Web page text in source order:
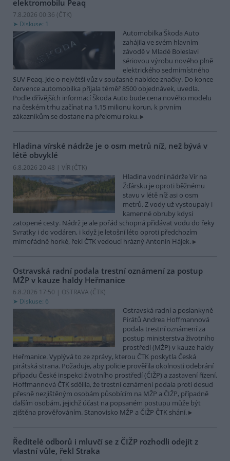
elektromobilu Peaq
7.8.2026 00:36 (ČTK)
Diskuse: 1
Automobilka Škoda Auto
zahájila ve svém hlavním
závodě v Mladé Boleslavi
sériovou výrobu nového plně
elektrického sedmimístného
SUV Peaq. Jde o největší vůz v současné nabídce značky. Do konce
července automobilka přijala téměř 8500 objednávek, uvedla.
Podle dřívějších informací Škoda Auto bude cena nového modelu
na českém trhu začínat na 1,15 milionu korun, k prvním
zákazníkům se dostane na přelomu roku.
Hladina vírské nádrže je o osm metrů níž, než bývá v
létě obvyklé
6.8.2026 20:48 | VÍR (ČTK)
Hladina vodní nádrže Vír na
Žďársku je oproti běžnému
stavu v létě níž asi o osm
metrů. Z vody už vystoupaly i
kamenné obruby kdysi
zatopené cesty. Nádrž je ale pořád schopná přidávat vodu do řeky
Svratky i do vodáren, i když je letošní léto oproti předchozím
mimořádně horké, řekl ČTK vedoucí hrázný Antonín Hájek.
Ostravská radní podala trestní oznámení za postup
MŽP v kauze haldy Heřmanice
6.8.2026 17:50 | OSTRAVA (ČTK)
Diskuse: 6
Ostravská radní a poslankyně
Pirátů Andrea Hoffmannová
podala trestní oznámení za
postup ministerstva životního
prostředí (MŽP) v kauze haldy
Heřmanice. Vyplývá to ze zprávy, kterou ČTK poskytla Česká
pirátská strana. Požaduje, aby policie prověřila okolnosti odebrání
případu České inspekci životního prostředí (ČIŽP) a zastavení řízení.
Hoffmannová ČTK sdělila, že trestní oznámení podala proti dosud
přesně nezjištěným osobám působícím na MŽP a ČIŽP, případně
dalším osobám, jejichž účast na popsaném postupu může být
zjištěna prověřováním. Stanovisko MŽP a ČIŽP ČTK shání.
Ředitelé odborů i mluvčí se z ČIŽP rozhodli odejít z
vlastní vůle, řekl Straka